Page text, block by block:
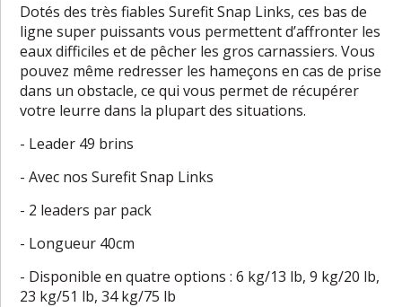
Dotés des très fiables Surefit Snap Links, ces bas de
ligne super puissants vous permettent d’affronter les
eaux difficiles et de pêcher les gros carnassiers. Vous
pouvez même redresser les hameçons en cas de prise
dans un obstacle, ce qui vous permet de récupérer
votre leurre dans la plupart des situations.
- Leader 49 brins
- Avec nos Surefit Snap Links
- 2 leaders par pack
- Longueur 40cm
- Disponible en quatre options : 6 kg/13 lb, 9 kg/20 lb,
23 kg/51 lb, 34 kg/75 lb